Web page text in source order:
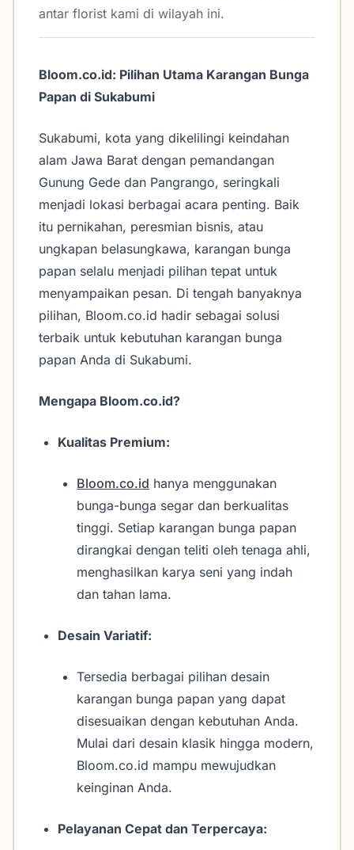
antar florist kami di wilayah ini.
Bloom.co.id: Pilihan Utama Karangan Bunga
Papan di Sukabumi
Sukabumi, kota yang dikelilingi keindahan
alam Jawa Barat dengan pemandangan
Gunung Gede dan Pangrango, seringkali
menjadi lokasi berbagai acara penting. Baik
itu pernikahan, peresmian bisnis, atau
ungkapan belasungkawa, karangan bunga
papan selalu menjadi pilihan tepat untuk
menyampaikan pesan. Di tengah banyaknya
pilihan, Bloom.co.id hadir sebagai solusi
terbaik untuk kebutuhan karangan bunga
papan Anda di Sukabumi.
Mengapa Bloom.co.id?
Kualitas Premium:
Bloom.co.id hanya menggunakan
bunga-bunga segar dan berkualitas
tinggi. Setiap karangan bunga papan
dirangkai dengan teliti oleh tenaga ahli,
menghasilkan karya seni yang indah
dan tahan lama.
Desain Variatif:
Tersedia berbagai pilihan desain
karangan bunga papan yang dapat
disesuaikan dengan kebutuhan Anda.
Mulai dari desain klasik hingga modern,
Bloom.co.id mampu mewujudkan
keinginan Anda.
Pelayanan Cepat dan Terpercaya: